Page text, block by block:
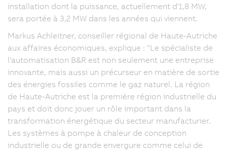
installation dont la puissance, actuellement d'1,8 MW,
sera portée à 3,2 MW dans les années qui viennent.
Markus Achleitner, conseiller régional de Haute-Autriche
aux affaires économiques, explique : "Le spécialiste de
l'automatisation B&R est non seulement une entreprise
innovante, mais aussi un précurseur en matière de sortie
des énergies fossiles comme le gaz naturel. La région
de Haute-Autriche est la première région industrielle du
pays et doit donc jouer un rôle important dans la
transformation énergétique du secteur manufacturier.
Les systèmes à pompe à chaleur de conception
industrielle ou de grande envergure comme celui de